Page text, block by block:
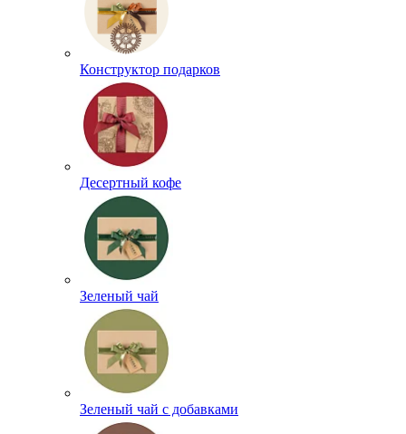
Конструктор подарков
Десертный кофе
Зеленый чай
Зеленый чай с добавками